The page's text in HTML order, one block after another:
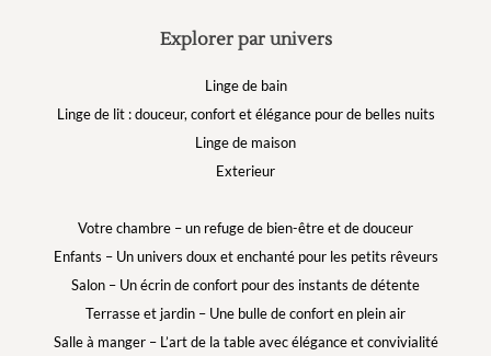
Explorer par univers
Linge de bain
Linge de lit : douceur, confort et élégance pour de belles nuits
Linge de maison
Exterieur
Votre chambre – un refuge de bien-être et de douceur
Enfants – Un univers doux et enchanté pour les petits rêveurs
Salon – Un écrin de confort pour des instants de détente
Terrasse et jardin – Une bulle de confort en plein air
Salle à manger – L’art de la table avec élégance et convivialité